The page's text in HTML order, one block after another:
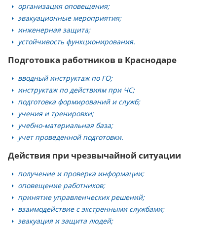
организация оповещения;
эвакуационные мероприятия;
инженерная защита;
устойчивость функционирования.
Подготовка работников в Краснодаре
вводный инструктаж по ГО;
инструктаж по действиям при ЧС;
подготовка формирований и служб;
учения и тренировки;
учебно-материальная база;
учет проведенной подготовки.
Действия при чрезвычайной ситуации
получение и проверка информации;
оповещение работников;
принятие управленческих решений;
взаимодействие с экстренными службами;
эвакуация и защита людей;